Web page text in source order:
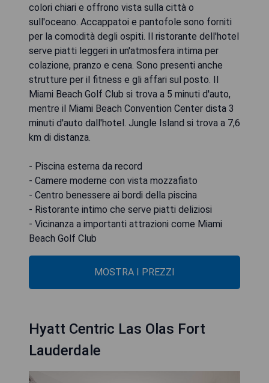
colori chiari e offrono vista sulla città o
sull'oceano. Accappatoi e pantofole sono forniti
per la comodità degli ospiti. Il ristorante dell'hotel
serve piatti leggeri in un'atmosfera intima per
colazione, pranzo e cena. Sono presenti anche
strutture per il fitness e gli affari sul posto. Il
Miami Beach Golf Club si trova a 5 minuti d'auto,
mentre il Miami Beach Convention Center dista 3
minuti d'auto dall'hotel. Jungle Island si trova a 7,6
km di distanza.
- Piscina esterna da record
- Camere moderne con vista mozzafiato
- Centro benessere ai bordi della piscina
- Ristorante intimo che serve piatti deliziosi
- Vicinanza a importanti attrazioni come Miami
Beach Golf Club
MOSTRA I PREZZI
Hyatt Centric Las Olas Fort
Lauderdale